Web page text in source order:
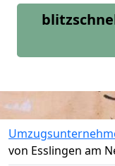
von Esslingen am